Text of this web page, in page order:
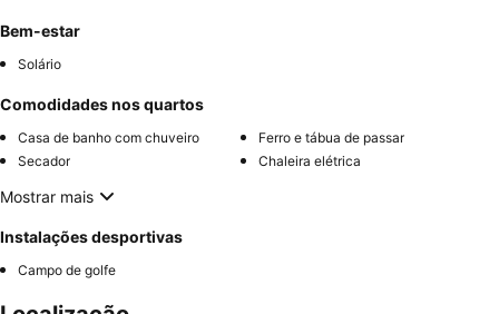
Bem-estar
Solário
Comodidades nos quartos
Casa de banho com chuveiro
Ferro e tábua de passar
Secador
Chaleira elétrica
Mostrar mais
Instalações desportivas
Campo de golfe